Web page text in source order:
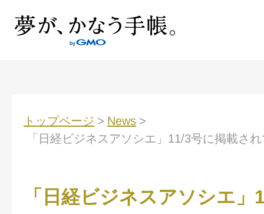
トップページ > News >
「日経ビジネスアソシエ」11/3号に掲載さ
「日経ビジネスアソシエ」